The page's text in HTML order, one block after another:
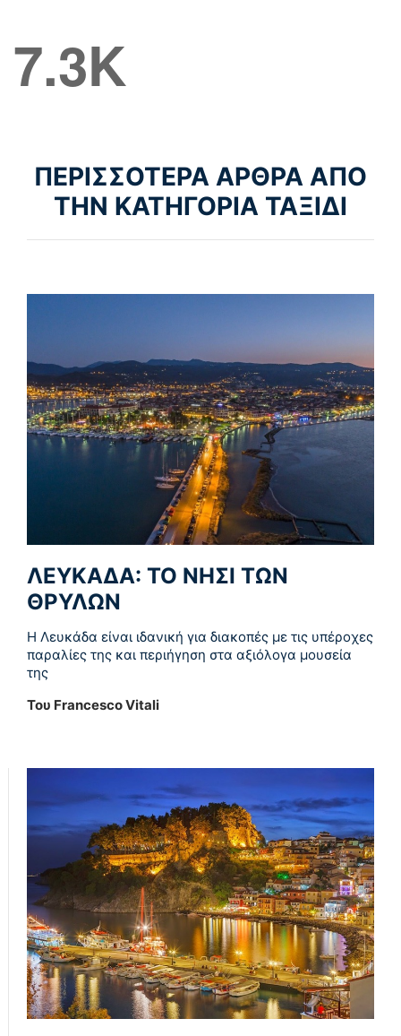
7.3K
ΠΕΡΙΣΣΟΤΕΡΑ ΑΡΘΡΑ ΑΠΟ
ΤΗΝ ΚΑΤΗΓΟΡΙΑ ΤΑΞΙΔΙ
ΛΕΥΚΑΔΑ: ΤΟ ΝΗΣΙ ΤΩΝ
ΘΡΥΛΩΝ
Η Λευκάδα είναι ιδανική για διακοπές με τις υπέροχες
παραλίες της και περιήγηση στα αξιόλογα μουσεία
της
Του Francesco Vitali